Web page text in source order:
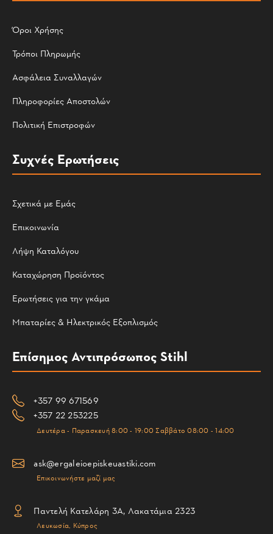
Όροι Χρήσης
Τρόποι Πληρωμής
Ασφάλεια Συναλλαγών
Πληροφορίες Αποστολών
Πολιτική Επιστροφών
Συχνές Ερωτήσεις
Σχετικά με Εμάς
Επικοινωνία
Λήψη Καταλόγου
Καταχώρηση Προϊόντος
Ερωτήσεις για την γκάμα
Μπαταρίες & Ηλεκτρικός Εξοπλισμός
Επίσημος Αντιπρόσωπος Stihl
+357 99 671569
+357 22 253225
Δευτέρα - Παρασκευή 8:00 - 19:00 Σαββάτο 08:00 - 14:00
ask@ergaleioepiskeuastiki.com
Επικοινωνήστε μαζί μας
Παντελή Κατελάρη 3Α, Λακατάμια 2323
Λευκωσία, Κύπρος